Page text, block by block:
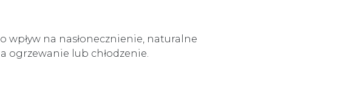
wpływ na nasłonecznienie, naturalne
ogrzewanie lub chłodzenie.